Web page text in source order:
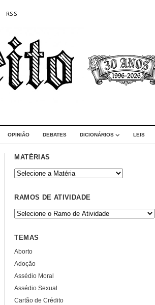
RSS
OPINIÃO DEBATES DICIONÁRIOS LEIS
MATÉRIAS
RAMOS DE ATIVIDADE
TEMAS
Aborto
Adoção
Assédio Moral
Assédio Sexual
Cartão de Crédito